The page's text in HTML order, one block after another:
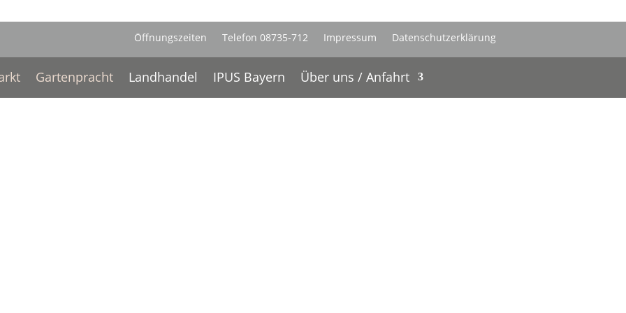
Öffnungszeiten Telefon 08735-712 Impressum Datenschutzerklärung
Gartenpracht Landhandel IPUS Bayern Über uns / Anfahrt